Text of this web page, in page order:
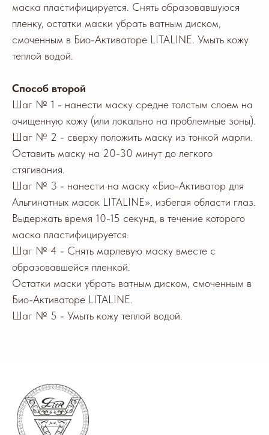
маска пластифицируется. Снять образовавшуюся
пленку, остатки маски убрать ватным диском,
смоченным в Био-Активаторе LITALINE. Умыть кожу
теплой водой.
Способ второй
Шаг № 1 - нанести маску средне толстым слоем на
очищенную кожу (или локально на проблемные зоны).
Шаг № 2 - сверху положить маску из тонкой марли.
Оставить маску на 20-30 минут до легкого
стягивания.
Шаг № 3 - нанести на маску «Био-Активатор для
Альгинатных масок LITALINE», избегая области глаз.
Выдержать время 10-15 секунд, в течение которого
маска пластифицируется.
Шаг № 4 - Снять марлевую маску вместе с
образовавшейся пленкой.
Остатки маски убрать ватным диском, смоченным в
Био-Активаторе LITALINE.
Шаг № 5 - Умыть кожу теплой водой.
о компании
отзывы
СМИ о нас
РАЗДЕЛЫ
косметологам
косметика
об «Эксолин»®
курс «Красота без инъекций»
КОНТАКТЫ
Общий канал компании
Чат LITALINE для косметологов
Чат LITALINE в домашнем уходе
все изображения взяты на порталеfreepik